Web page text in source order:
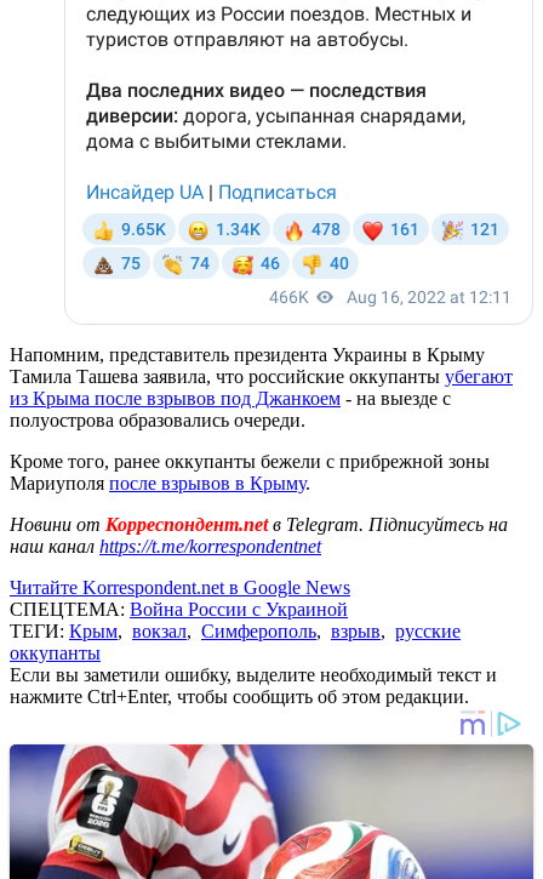
Напомним, представитель президента Украины в Крыму
Тамила Ташева заявила, что российские оккупанты убегают
из Крыма после взрывов под Джанкоем - на выезде с
полуострова образовались очереди.
Кроме того, ранее оккупанты бежели с прибрежной зоны
Мариуполя после взрывов в Крыму.
Новини от Корреспондент.netв Telegram. Підписуйтесь на
наш канал https://t.me/korrespondentnet
Читайте Korrespondent.net в Google News
СПЕЦТЕМА: Война России с Украиной
ТЕГИ: Крым, вокзал, Симферополь, взрыв, русские
оккупанты
Если вы заметили ошибку, выделите необходимый текст и
нажмите Ctrl+Enter, чтобы сообщить об этом редакции.